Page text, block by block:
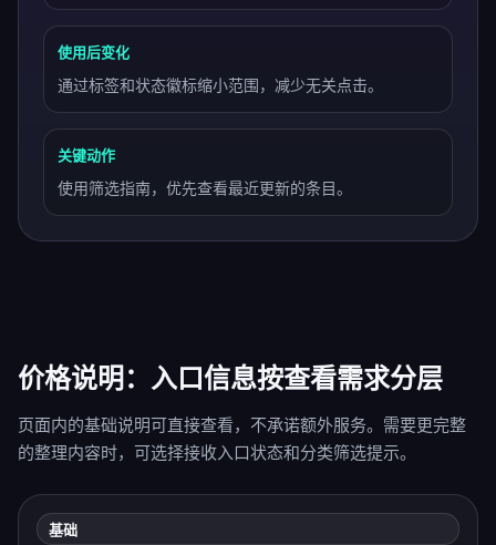
使用后变化
通过标签和状态徽标缩小范围，减少无关点击。
关键动作
使用筛选指南，优先查看最近更新的条目。
价格说明：入口信息按查看需求分层
页面内的基础说明可直接查看，不承诺额外服务。需要更完整
的整理内容时，可选择接收入口状态和分类筛选提示。
基础